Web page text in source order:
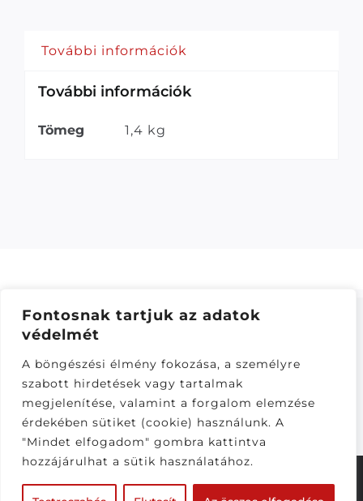
Fontosnak tartjuk az adatok
védelmét
A böngészési élmény fokozása, a személyre
szabott hirdetések vagy tartalmak
megjelenítése, valamint a forgalom elemzése
érdekében sütiket (cookie) használunk. A
"Mindet elfogadom" gombra kattintva
hozzájárulhat a sütik használatához.
További információk
További információk
Tömeg 1,4 kg
ELÁLLÁS
Látogatók:
282,016
© Copyright 2020 - 2026 |
jog fenntartva | Készítette a
CsabaInformatika.NET